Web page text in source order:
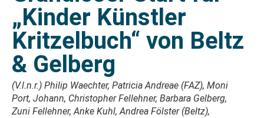
„Kinder Künstler
Kritzelbuch“ von Beltz
& Gelberg
(V.l.n.r.) Philip Waechter, Patricia Andreae (FAZ), Moni
Port, Johann, Christopher Fellehner, Barbara Gelberg,
Zuni Fellehner, Anke Kuhl, Andrea Fölster (Beltz),